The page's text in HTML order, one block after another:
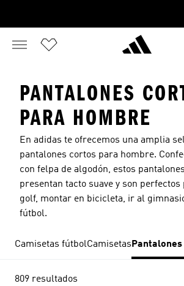
PANTALONES
PARA HOMBRE
En adidas te ofrecemos una amplia
pantalones cortos para hombre.
con felpa de algodón, estos
presentan tacto suave y son perfectos
golf, montar en bicicleta, ir al
fútbol.
Camisetas fútbolCamisetas
809 resultados